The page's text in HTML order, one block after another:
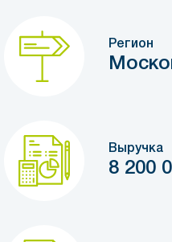
Регион
Выручка
8 200